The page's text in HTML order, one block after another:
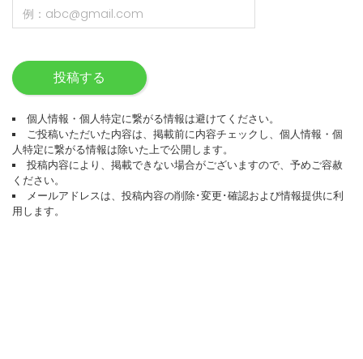
投稿する
個人情報・個人特定に繋がる情報は避けてください。
ご投稿いただいた内容は、掲載前に内容チェックし、個人情報・個
人特定に繋がる情報は除いた上で公開します。
投稿内容により、掲載できない場合がございますので、予めご容赦
ください。
メールアドレスは、投稿内容の削除･変更･確認および情報提供に利
用します。